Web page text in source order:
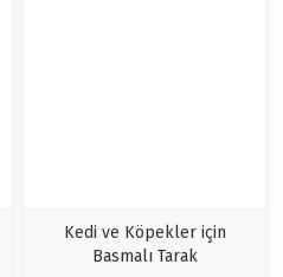
Kedi ve Köpekler için
Basmalı Tarak